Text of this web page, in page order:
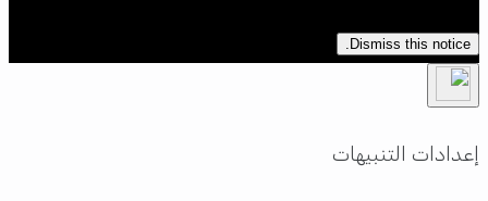
Dismiss this notice.
إعدادات التنبيهات